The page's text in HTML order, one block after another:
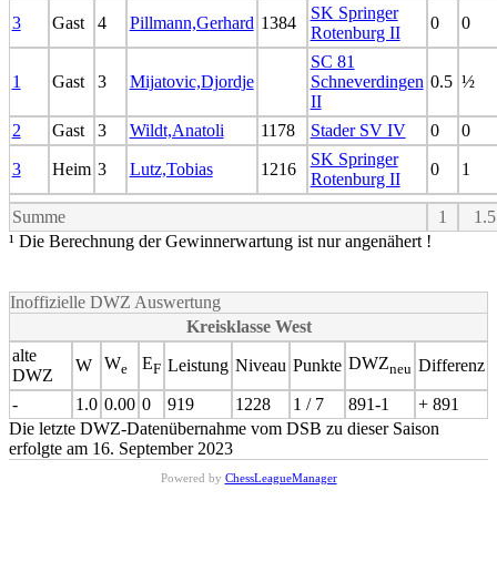
3 Gast 4 Pillmann,Gerhard 1384
SK Springer
Rotenburg II
0 0
1 Gast 3 Mijatovic,Djordje
SC 81
Schneverdingen
II
0.5 ½
2 Gast 3 Wildt,Anatoli 1178 Stader SV IV 0 0
3 Heim 3 Lutz,Tobias 1216
SK Springer
Rotenburg II
0 1
Summe 1
¹ Die Berechnung der Gewinnerwartung ist nur angenähert !
Inoffizielle DWZ Auswertung
Kreisklasse West
alte
DWZ
W We EF Leistung Niveau Punkte DWZneu Differenz
- 1.0 0.00 0 919 1228 1 / 7 891-1
+ 891
Die letzte DWZ-Datenübernahme vom DSB zu dieser Saison
erfolgte am 16. September 2023
Powered by ChessLeagueManager